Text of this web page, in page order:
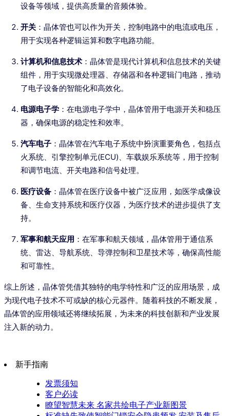
设备等领域，提供高质量的音频体验。
开关 ：晶体管也可以作为开关，控制电路中的电流或电压，
用于实现各种逻辑运算和数字电路功能。
计算机和信息技术 ：晶体管是现代计算机和信息技术的关键
组件，用于实现微处理器、存储器和各种逻辑门电路，推动
了电子设备的智能化和高效化。
电源电子学 ：在电源电子学中，晶体管用于电源开关和稳压
器，确保电源的稳定性和效率。
汽车电子 ：晶体管在汽车电子系统中扮演重要角色，包括点
火系统、引擎控制单元(ECU)、车载娱乐系统等，用于控制
和调节电流、开关电路和信号处理。
医疗设备 ：晶体管在医疗设备中被广泛应用，如医学成像设
备、生命支持系统和医疗仪器，为医疗技术的进步提供了支
持。
军事和航天应用 ：在军事和航天领域，晶体管用于通信系
统、雷达、导航系统、导弹控制和卫星技术等，确保高性能
和可靠性。
综上所述，晶体管凭借其独特的电学特性和广泛的应用场景，成
为现代电子技术不可或缺的核心元器件。随着科技的不断发展，
晶体管的应用领域还将继续拓展，为未来的科技创新和产业发展
注入新的动力。
新手指南
发票须知
客户必读
瞭望智慧未来 名家共绘电子产业新图景